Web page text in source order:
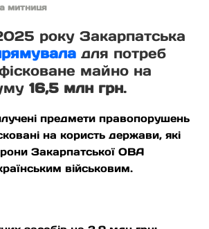
митниця
року Закарпатська
для потреб
майно на
16,5 млн грн.
предмети правопорушень
на користь держави, які
Закарпатської ОВА
військовим.